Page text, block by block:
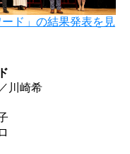
ド」の結果発表を見
川崎希